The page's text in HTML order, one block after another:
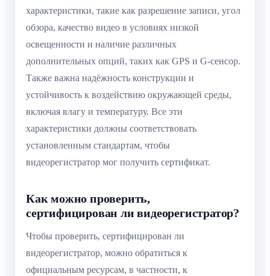
характеристики, такие как разрешение записи, угол
обзора, качество видео в условиях низкой
освещенности и наличие различных
дополнительных опций, таких как GPS и G-сенсор.
Также важна надёжность конструкции и
устойчивость к воздействию окружающей среды,
включая влагу и температуру. Все эти
характеристики должны соответствовать
установленным стандартам, чтобы
видеорегистратор мог получить сертификат.
Как можно проверить,
сертифицирован ли видеорегистратор?
Чтобы проверить, сертифицирован ли
видеорегистратор, можно обратиться к
официальным ресурсам, в частности, к